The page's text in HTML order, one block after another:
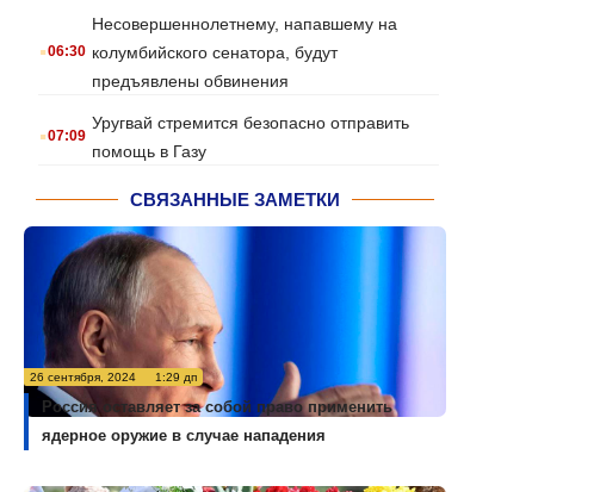
.06:30
Несовершеннолетнему, напавшему на
колумбийского сенатора, будут
предъявлены обвинения
.07:09
Уругвай стремится безопасно отправить
помощь в Газу
СВЯЗАННЫЕ ЗАМЕТКИ
26 сентября, 2024 1:29 дп
Россия оставляет за собой право применить
ядерное оружие в случае нападения